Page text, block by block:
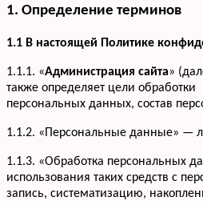
1. Определение терминов
1.1 В настоящей Политике
1.1.1. «Администрация сайта»
также определяет цели обработки
персональных данных, состав
1.1.2. «Персональные данные» —
1.1.3. «Обработка персональных
использования таких средств с
запись, систематизацию,